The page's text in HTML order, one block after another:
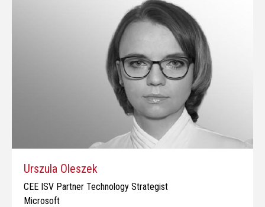
Urszula Oleszek
CEE ISV Partner Technology Strategist
Microsoft